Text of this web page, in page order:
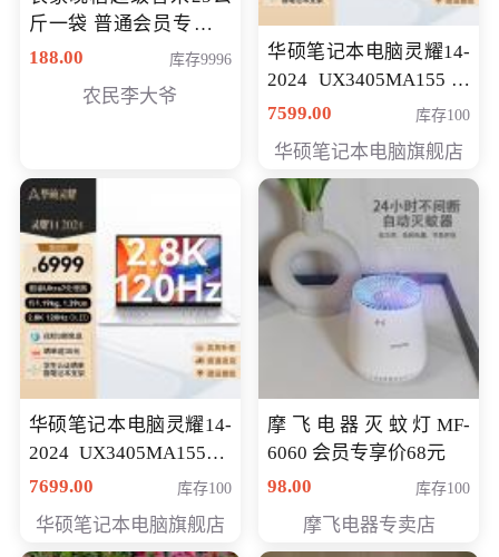
斤一袋 普通会员专享价
格178元
188.00 库存9996
农民李大爷
华硕笔记本电脑灵耀14-
2024 UX3405MA155冰
川银 oled 智慧轻薄本 会
7599.00 库存100
华硕笔记本电脑旗舰店
华硕笔记本电脑灵耀14-
2024 UX3405MA155夜
空蓝 oled 智慧轻薄本 会
7699.00 库存100
华硕笔记本电脑旗舰店
摩飞电器灭蚊灯MF-
6060 会员专享价68元
98.00
库存100
摩飞电器专卖店